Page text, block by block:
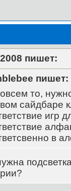
пишет:
пишет:
то,
сайдбаре
игр
в